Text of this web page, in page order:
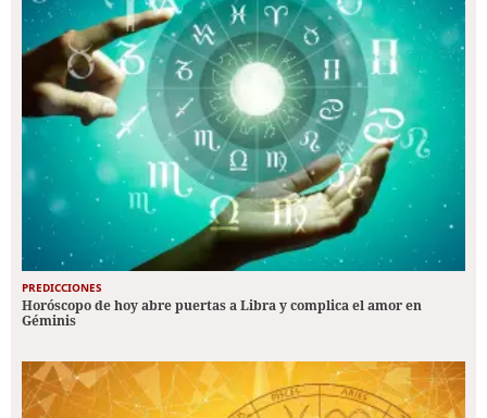
PREDICCIONES
Horóscopo de hoy abre puertas a Libra y complica el amor en
Géminis